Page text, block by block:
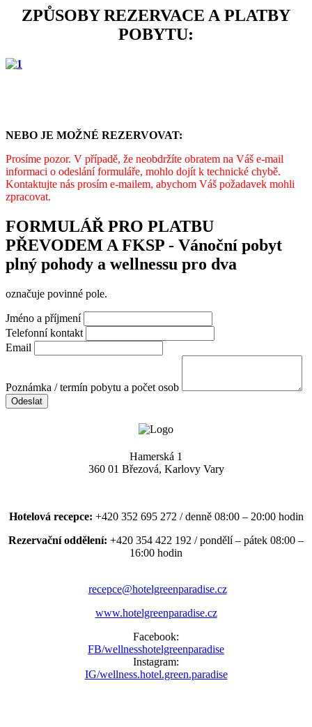
ZPŮSOBY REZERVACE A PLATBY
POBYTU:
NEBO JE MOŽNÉ REZERVOVAT:
Prosíme pozor. V případě, že neobdržíte obratem na Váš e-mail
informaci o odeslání formuláře, mohlo dojít k technické chybě.
Kontaktujte nás prosím e-mailem, abychom Váš požadavek mohli
zpracovat.
FORMULÁŘ PRO PLATBU
PŘEVODEM A FKSP - Vánoční pobyt
plný pohody a wellnessu pro dva
označuje povinné pole.
Jméno a příjmení
Telefonní kontakt
Email
Poznámka / termín pobytu a počet osob
Odeslat
Hamerská 1
360 01 Březová, Karlovy Vary
Hotelová recepce: +420 352 695 272 / denně 08:00 – 20:00 hodin
Rezervační oddělení: +420 354 422 192 / pondělí – pátek 08:00 –
16:00 hodin
recepce@hotelgreenparadise.cz
www.hotelgreenparadise.cz
Facebook:
FB/wellnesshotelgreenparadise
Instagram:
IG/wellness.hotel.green.paradise